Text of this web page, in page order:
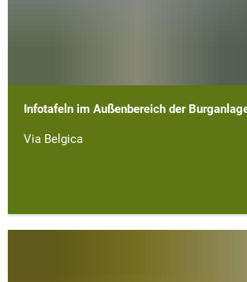
Infotafeln im Außenbereich der
Via Belgica